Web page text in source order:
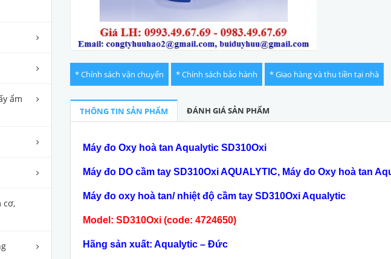
ẩm
cơ,
* Chính sách vận chuyển * Chính sách bảo hành * Giao hàng và thu tiền tại nhà
THÔNG TIN SẢN PHẨM ĐÁNH GIÁ SẢN PHẨM
Máy đo Oxy hoà tan Aqualytic SD310Oxi
Máy đo DO cầm tay SD310Oxi AQUALYTIC, Máy đo Oxy hoà tan
Máy đo oxy hoàtan/ nhiệt độcầm tay SD310Oxi Aqualytic
Model: SD310Oxi (code: 4724650)
Hãng sản xuất: Aqualytic – Đức